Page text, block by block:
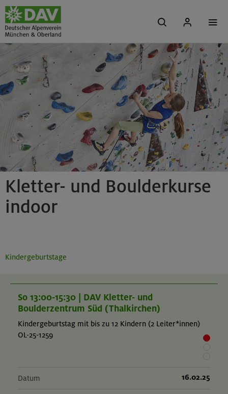
Kletter- und Boulderkurse
indoor
Kindergeburtstage
So 13:00-15:30 | DAV Kletter- und
Boulderzentrum Süd (Thalkirchen)
Kindergeburtstag mit bis zu 12 Kindern (2 Leiter*innen)
OL-25-1259
Datum 16.02.25